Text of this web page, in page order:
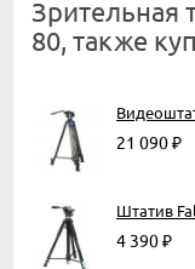
Зрительная
80, также
21 090₽
Штатив
4 390₽